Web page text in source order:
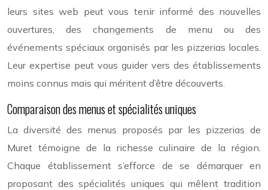
leurs sites web peut vous tenir informé des nouvelles
ouvertures, des changements de menu ou des
événements spéciaux organisés par les pizzerias locales.
Leur expertise peut vous guider vers des établissements
moins connus mais qui méritent d’être découverts.
Comparaison des menus et spécialités uniques
La diversité des menus proposés par les pizzerias de
Muret témoigne de la richesse culinaire de la région.
Chaque établissement s’efforce de se démarquer en
proposant des spécialités uniques qui mêlent tradition